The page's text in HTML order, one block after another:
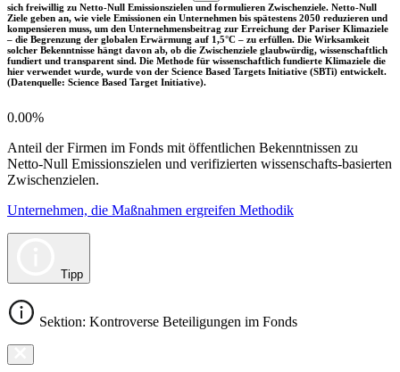
sich freiwillig zu Netto-Null Emissionszielen und formulieren Zwischenziele. Netto-Null
Ziele geben an, wie viele Emissionen ein Unternehmen bis spätestens 2050 reduzieren und
kompensieren muss, um den Unternehmensbeitrag zur Erreichung der Pariser Klimaziele
– die Begrenzung der globalen Erwärmung auf 1,5°C – zu erfüllen. Die Wirksamkeit
solcher Bekenntnisse hängt davon ab, ob die Zwischenziele glaubwürdig, wissenschaftlich
fundiert und transparent sind. Die Methode für wissenschaftlich fundierte Klimaziele die
hier verwendet wurde, wurde von der Science Based Targets Initiative (SBTi) entwickelt.
(Datenquelle: Science Based Target Initiative).
0.00%
Anteil der Firmen im Fonds mit öffentlichen Bekenntnissen zu
Netto-Null Emissionszielen und verifizierten wissenschafts-basierten
Zwischenzielen.
Unternehmen, die Maßnahmen ergreifen Methodik
Tipp
Sektion: Kontroverse Beteiligungen im Fonds